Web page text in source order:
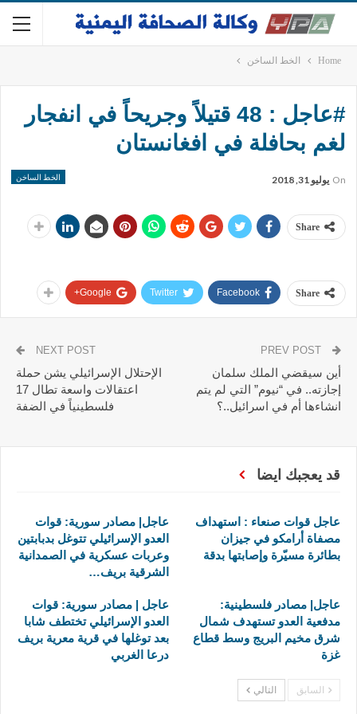
Home الخط الساخن
#عاجل : 48 قتيلاً وجريحاً في انفجار
لغم بحافلة في افغانستان
الخط الساخن On يوليو 31, 2018
Share
Share
Facebook
Twitter
Google+
أين سيقضي الملك سلمان
إجازته.. في “نيوم” التي لم يتم
انشاءها أم في اسرائيل..؟
NEXT POST
الإحتلال الإسرائيلي يشن حملة
اعتقالات واسعة تطال 17
فلسطينياً في الضفة
قد يعجبك ايضا
عاجل قوات صنعاء : استهداف
مصفاة أرامكو في جيزان
بطائرة مسيّرة وإصابتها بدقة
عاجل| مصادر سورية: قوات
العدو الإسرائيلي تتوغل بدبابتين
وعربات عسكرية في الصمدانية
الشرقية بريف…
عاجل| مصادر فلسطينية:
مدفعية العدو تستهدف شمال
شرق مخيم البريج وسط قطاع
غزة
عاجل | مصادر سورية: قوات
العدو الإسرائيلي تختطف شابا
بعد توغلها في قرية معرية بريف
درعا الغربي
السابق التالي